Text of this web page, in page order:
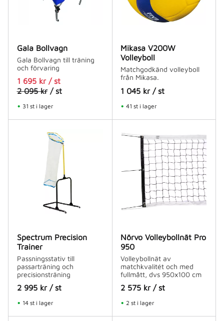
Gala Bollvagn
Gala Bollvagn till träning
och förvaring
1 695kr /st
2 095kr /st
31 st i lager
Mikasa V200W
Volleyboll
Matchgodkänd volleyboll
från Mikasa.
1 045 kr /st
41 st i lager
Spectrum Precision
Trainer
Passningsstativ till
passarträning och
precisionsträning
2 995kr /st
14 st i lager
Nörvo Volleybollnät Pro
950
Volleybollnät av
matchkvalitét och med
fullmått, dvs 950x100 cm
2 575 kr /st
2 st i lager